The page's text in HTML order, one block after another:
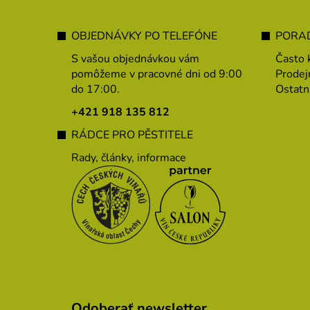
OBJEDNÁVKY PO TELEFÓNE
S vašou objednávkou vám
pomôžeme v pracovné dni od 9:00
do 17:00.
+421 918 135 812
RÁDCE PRO PĚSTITELE
Rady, články, informace
Často